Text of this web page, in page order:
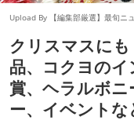
Upload By 【編集部厳選】最旬ニ
クリスマスに
品、コクヨの
賞、ヘラルボ
ー、イベントな